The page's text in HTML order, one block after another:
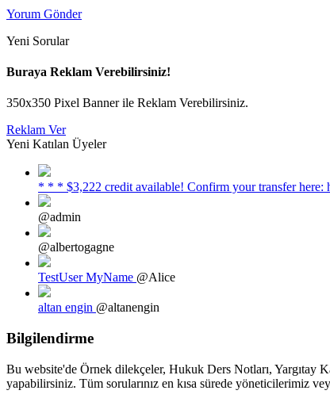
Yorum Gönder
Yeni Sorular
Buraya Reklam Verebilirsiniz!
350x350 Pixel Banner ile Reklam Verebilirsiniz.
Reklam Ver
Yeni Katılan Üyeler
* * * $3,222 credit available! Confirm your transfer
@admin
@albertogagne
TestUser MyName @Alice
altan engin @altanengin
Bilgilendirme
Bu website'de Örnek dilekçeler, Hukuk Ders Notları, Yargıtay
yapabilirsiniz. Tüm sorularınız en kısa sürede yöneticilerimiz